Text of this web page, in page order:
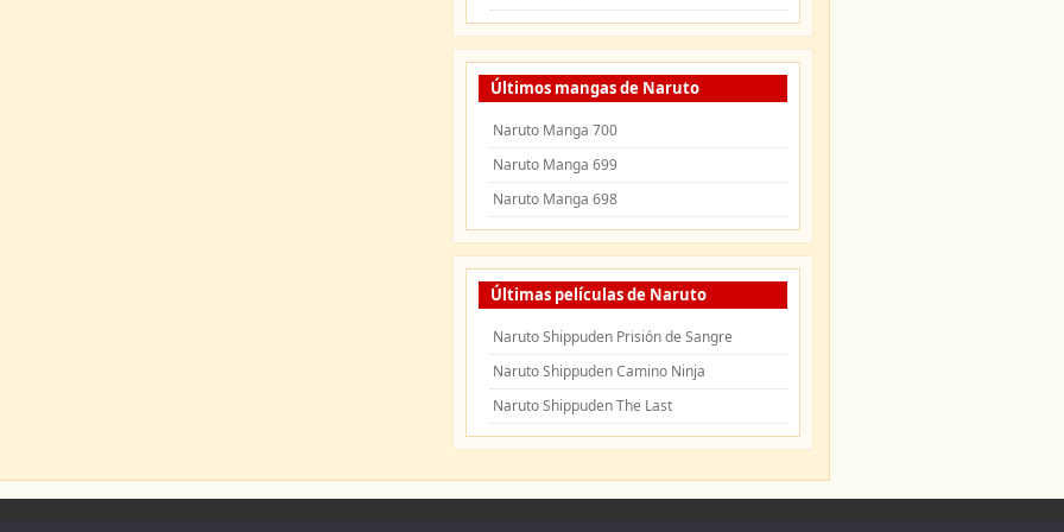
Últimos mangas de Naruto
Naruto Manga 700
Naruto Manga 699
Naruto Manga 698
Últimas películas de Naruto
Naruto Shippuden Prisión de Sangre
Naruto Shippuden Camino Ninja
Naruto Shippuden The Last